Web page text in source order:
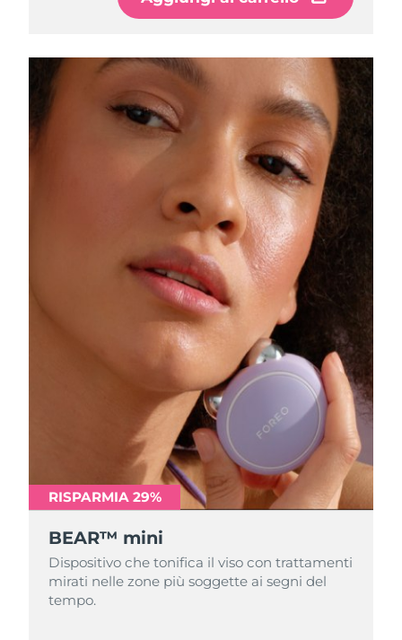
RISPARMIA 29%
BEAR™ mini
Dispositivo che tonifica il viso con trattamenti
mirati nelle zone più soggette ai segni del
tempo.
Slovenia Consegna stimata 8/8/26
Sudafrica Consegna stimata8/16/26
Consegna stimata8/10/26
Consegna stimata8/8/26
Consegna stimata 8/8/26
Consegna stimata 8/8/26
Consegna stimata 8/13/26
Consegna stimata 8/12/26
Consegna stimata 8/9/26
Emirati Arabi Uniti Consegna stimata 8/9/26
Regno Unito Consegna stimata8/8/26
Stati Uniti
Uzbekistan Consegna stimata